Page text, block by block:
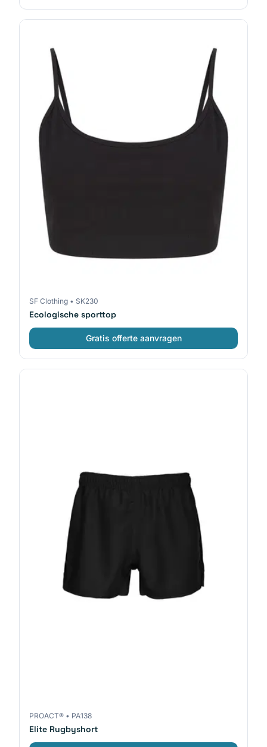
SF Clothing • SK230
Ecologische sporttop
Gratis offerte aanvragen
PROACT® • PA138
Elite Rugbyshort